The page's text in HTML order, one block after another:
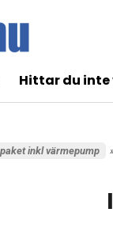
Hittar du inte
inkl värmepump